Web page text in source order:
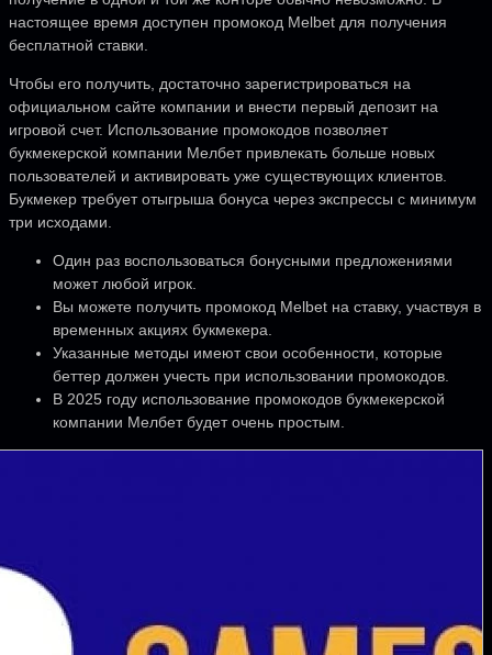
настоящее время доступен промокод Melbet для получения
бесплатной ставки.
Чтобы его получить, достаточно зарегистрироваться на
официальном сайте компании и внести первый депозит на
игровой счет. Использование промокодов позволяет
букмекерской компании Мелбет привлекать больше новых
пользователей и активировать уже существующих клиентов.
Букмекер требует отыгрыша бонуса через экспрессы с минимум
три исходами.
Один раз воспользоваться бонусными предложениями
может любой игрок.
Вы можете получить промокод Melbet на ставку, участвуя в
временных акциях букмекера.
Указанные методы имеют свои особенности, которые
беттер должен учесть при использовании промокодов.
В 2025 году использование промокодов букмекерской
компании Мелбет будет очень простым.